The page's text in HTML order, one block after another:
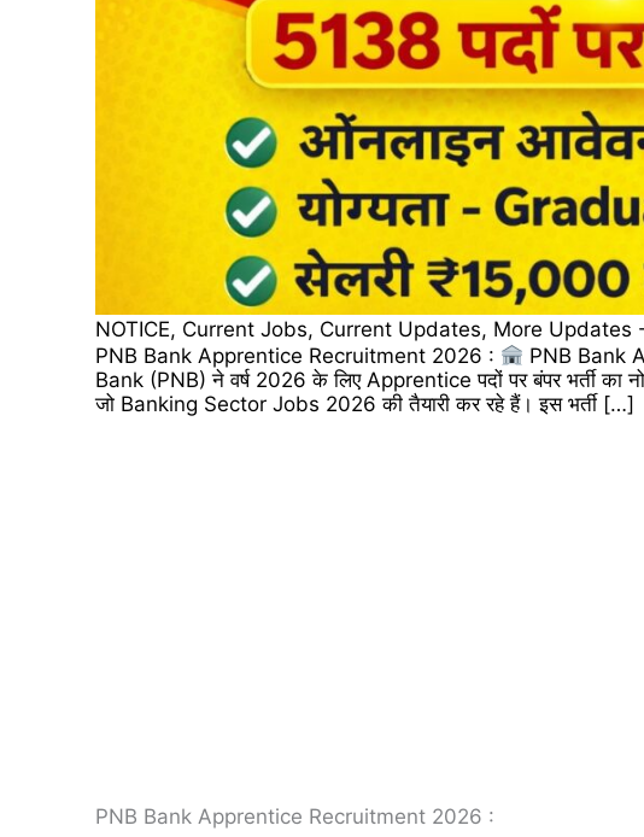
NOTICE, Current Jobs, Current Updates, More Updates
PNB Bank Apprentice Recruitment 2026 :
PNB Bank
Bank (PNB) ने वर्ष 2026 के लिए Apprentice पदों पर बंपर भर्ती का
जो Banking Sector Jobs 2026 की तैयारी कर रहे हैं। इस भर्ती […]
PNB Bank Apprentice Recruitment 2026 :